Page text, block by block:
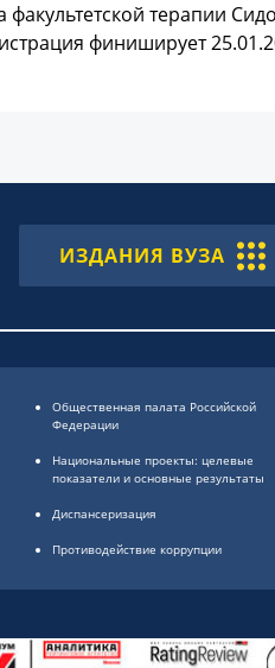
факультетской терапии
финиширует
ИЗДАНИЯ ВУЗА
Общественная палата Российской
Федерации
Национальные проекты: целевые
показатели и основные результаты
Диспансеризация
Противодействие коррупции